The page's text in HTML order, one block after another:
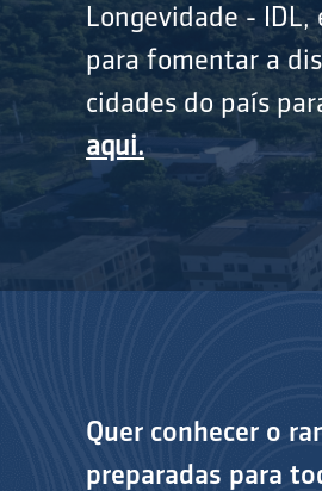
Longevidade -
para fomentar a
cidades do país
aqui.
Quer conhecer o
preparadas para